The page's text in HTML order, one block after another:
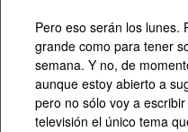
Pero eso serán los lunes.
grande como para tener
semana. Y no, de
aunque estoy abierto a
pero no sólo voy a
televisión el único tema